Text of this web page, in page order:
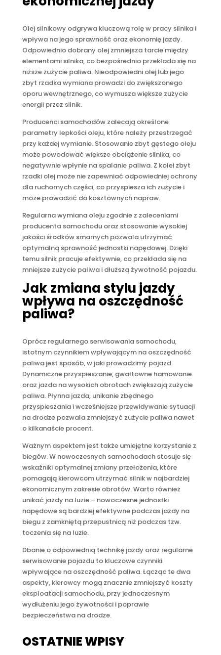
Olej silnikowy odgrywa kluczową rolę w pracy silnika i
wpływa na jego sprawność oraz ekonomię jazdy.
Odpowiednio dobrany olej zmniejsza tarcie między
elementami silnika, co bezpośrednio przekłada się na
niższe zużycie paliwa. Nieodpowiedni olej lub jego
zbyt rzadka wymiana prowadzi do zwiększonego
oporu wewnętrznego, co wymusza większe zużycie
energii przez silnik.
Producenci samochodów zalecają określone
parametry lepkości oleju, które należy przestrzegać
przy każdej wymianie. Stosowanie zbyt gęstego oleju
może powodować większe obciążenie silnika, co
negatywnie wpłynie na spalanie paliwa. Z kolei zbyt
rzadki olej może nie zapewniać odpowiedniej ochrony
dla ruchomych części, co przyspiesza ich zużycie i
może prowadzić do kosztownych napraw.
Regularna wymiana oleju zgodnie z zaleceniami
producenta samochodu oraz stosowanie wysokiej
jakości środków smarnych pozwala utrzymać
optymalną sprawność jednostki napędowej. Dzięki
temu silnik pracuje efektywnie, co przekłada się na
mniejsze zużycie paliwa i dłuższą żywotność pojazdu.
Jak zmiana stylu jazdy
wpływa na oszczędność
paliwa?
Oprócz regularnego serwisowania samochodu,
istotnym czynnikiem wpływającym na oszczędność
paliwa jest sposób, w jaki prowadzimy pojazd.
Dynamiczne przyspieszanie, gwałtowne hamowanie
oraz jazda na wysokich obrotach zwiększają zużycie
paliwa. Płynna jazda, unikanie zbędnego
przyspieszania i wcześniejsze przewidywanie sytuacji
na drodze pozwala zmniejszyć zużycie paliwa nawet
o kilkanaście procent.
Ważnym aspektem jest także umiejętne korzystanie z
biegów. W nowoczesnych samochodach stosuje się
wskaźniki optymalnej zmiany przełożenia, które
pomagają kierowcom utrzymać silnik w najbardziej
ekonomicznym zakresie obrotów. Warto również
unikać jazdy na luzie – nowoczesne jednostki
napędowe są bardziej efektywne podczas jazdy na
biegu z zamkniętą przepustnicą niż podczas tzw.
toczenia się na luzie.
Dbanie o odpowiednią technikę jazdy oraz regularne
serwisowanie pojazdu to kluczowe czynniki
wpływające na oszczędność paliwa. Łącząc te dwa
aspekty, kierowcy mogą znacznie zmniejszyć koszty
eksploatacji samochodu, przy jednoczesnym
wydłużeniu jego żywotności i poprawie
bezpieczeństwa na drodze.
OSTATNIE WPISY